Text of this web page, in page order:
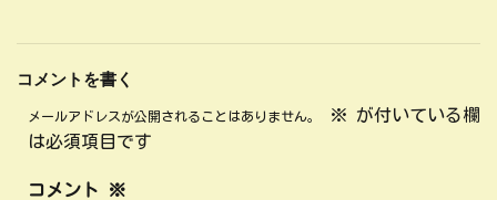
コメントを書く
メールアドレスが公開されることはありません。 ※ が付いている欄
は必須項目です
コメント ※